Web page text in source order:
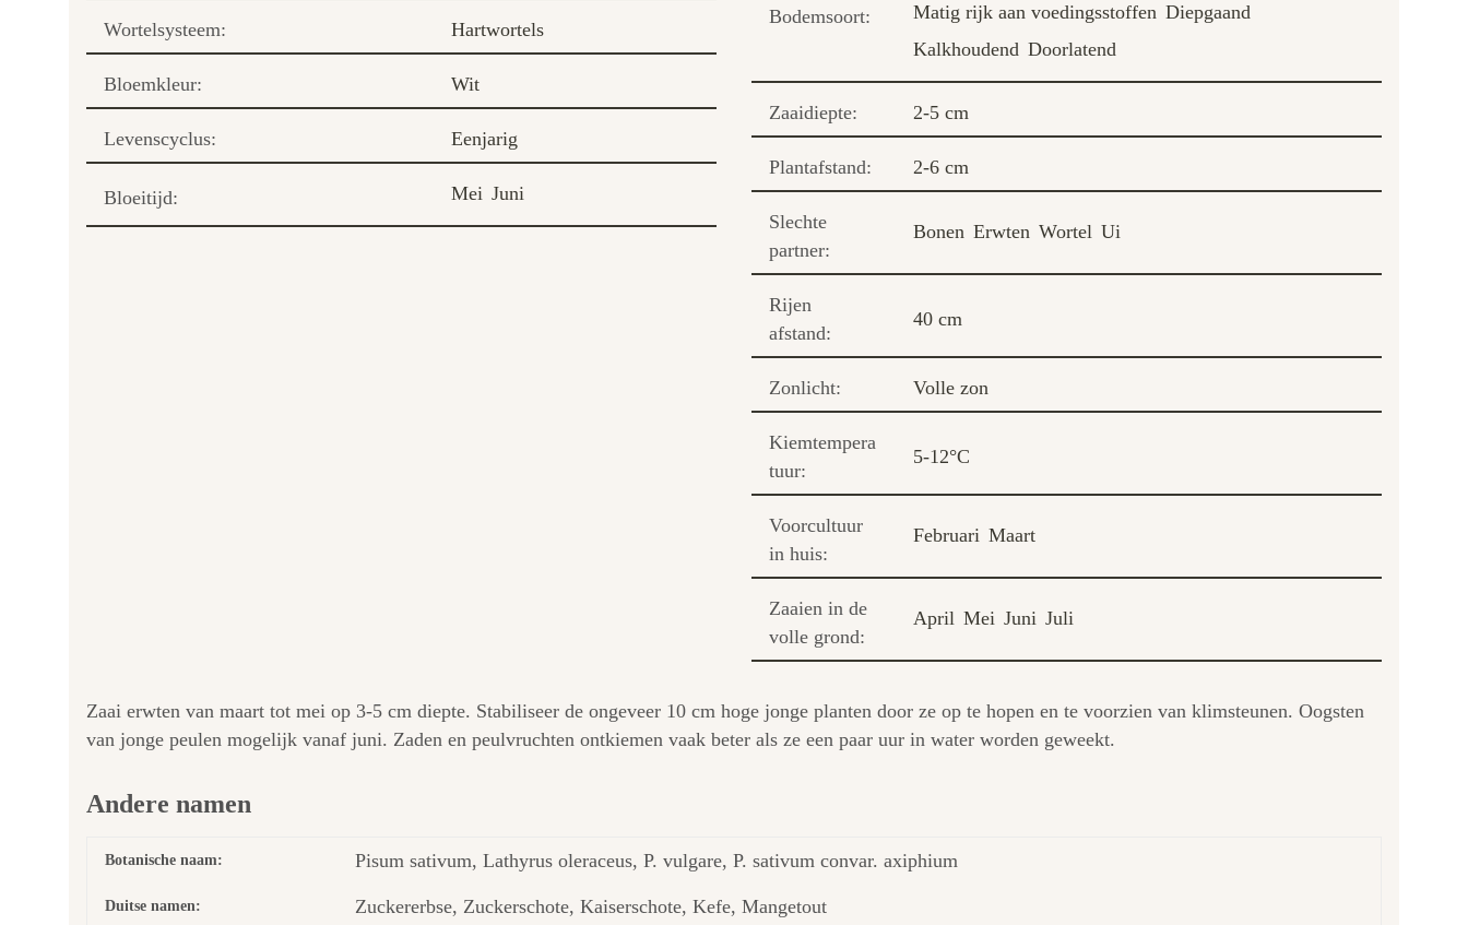
Wortelsysteem: Hartwortels
Bloemkleur: Wit
Levenscyclus: Eenjarig
Bloeitijd: Mei Juni
Bodemsoort:
Matig rijk aan voedingsstoffen Diepgaand
Kalkhoudend Doorlatend
Zaaidiepte: 2-5 cm
Plantafstand: 2-6 cm
Slechte
partner:
Bonen Erwten Wortel Ui
Rijen
afstand:
40 cm
Zonlicht: Volle zon
Kiemtempera
tuur:
5-12°C
Voorcultuur
in huis:
Februari Maart
Zaaien in de
volle grond:
April Mei Juni Juli
Zaai erwten van maart tot mei op 3-5 cm diepte. Stabiliseer de ongeveer 10 cm hoge jonge planten door ze op te hopen en te voorzien van klimsteunen. Oogsten
van jonge peulen mogelijk vanaf juni. Zaden en peulvruchten ontkiemen vaak beter als ze een paar uur in water worden geweekt.
Andere namen
Botanische naam: Pisum sativum, Lathyrus oleraceus, P. vulgare, P. sativum convar. axiphium
Duitse namen: Zuckererbse, Zuckerschote, Kaiserschote, Kefe, Mangetout